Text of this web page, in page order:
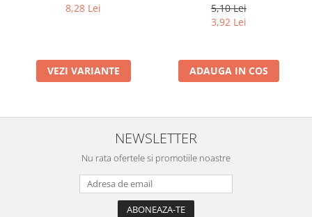
8,28 Lei
VEZI VARIANTE
5,10 Lei
3,92 Lei
ADAUGA IN COS
NEWSLETTER
Nu rata ofertele si promotiile noastre